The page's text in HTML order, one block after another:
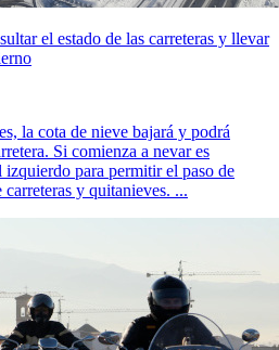
el estado de las carreteras y llevar
la cota de nieve bajará y podrá
Si comienza a nevar es
para permitir el paso de
y quitanieves. ...